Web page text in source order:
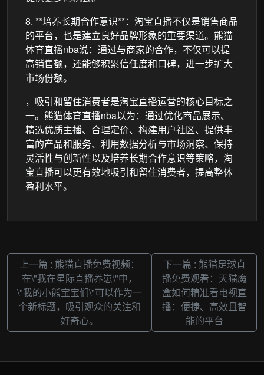
8. **培养长期合作意识**：淘宝直播不仅是销售商品
的平台，也是建立良好品牌形象的重要渠道。熊猫
体育直播nba说：通过与商家的合作，不仅可以提
高销售额，还能够积累信任度和口碑，进一步扩大
市场份额。
，吸引和留住消费者是淘宝直播运营的核心目标之
一。熊猫体育直播nba以为：通过优化商品展示、
精选优质主播、合理定价、构建用户社区、提供丰
富的产品和服务、利用数据分析与市场洞察、保持
灵活性与创新性以及培养长期合作意识等策略，淘
宝直播可以更有效地吸引和留住消费者，提高整体
盈利水平。
上一篇 : 熊猫直播免费视频：
在\"我在星际直播养崽\"中，
\"我的小熊宝宝们\"可以作为一
个新标题，吸引观众的关注和
好奇心。
下一篇 : 熊猫足球直
播免费观看：天猫魔
盒如何精准看电视直
播：便捷、高效且智
能的平台